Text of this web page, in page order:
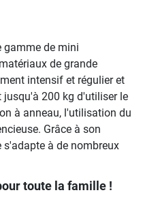
gamme de mini
de grande
intensif et régulier et
200 kg d'utiliser le
à anneau, l'utilisation du
Grâce à son
à de nombreux
toute la famille !